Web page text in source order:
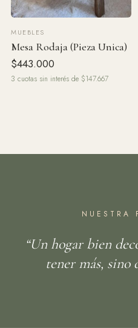
MUEBLES
Mesa Rodaja (Pieza Unica)
$443.000
3 cuotas sin interés de $147.667
NUESTRA
“Un hogar bien
tener más, sino